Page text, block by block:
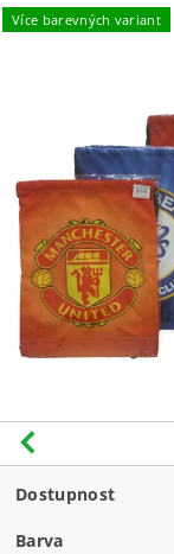
Více barevných variant
Dostupnost
Barva